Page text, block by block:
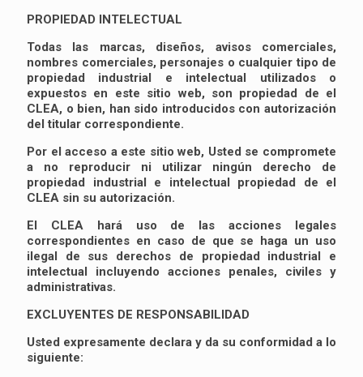
PROPIEDAD INTELECTUAL
Todas las marcas, diseños, avisos comerciales,
nombres comerciales, personajes o cualquier tipo de
propiedad industrial e intelectual utilizados o
expuestos en este sitio web, son propiedad de el
CLEA, o bien, han sido introducidos con autorización
del titular correspondiente.
Por el acceso a este sitio web, Usted se compromete
a no reproducir ni utilizar ningún derecho de
propiedad industrial e intelectual propiedad de el
CLEA sin su autorización.
El CLEA hará uso de las acciones legales
correspondientes en caso de que se haga un uso
ilegal de sus derechos de propiedad industrial e
intelectual incluyendo acciones penales, civiles y
administrativas.
EXCLUYENTES DE RESPONSABILIDAD
Usted expresamente declara y da su conformidad a lo
siguiente: